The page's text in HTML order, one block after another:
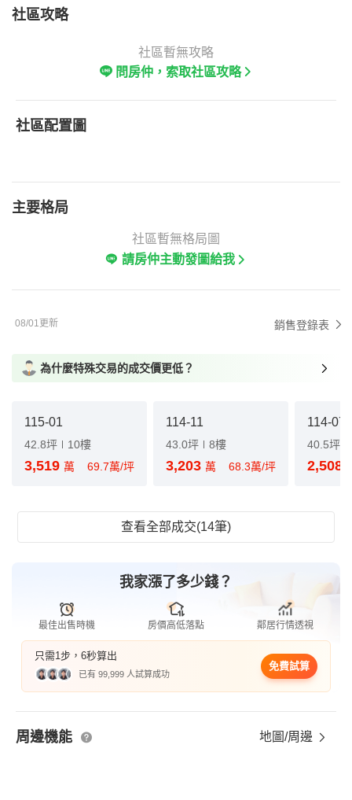
社區攻略
社區暫無攻略
問房仲，索取社區攻略
社區配置圖
主要格局
社區暫無格局圖
請房仲主動發圖給我
08/01更新 銷售登錄表
為什麼特殊交易的成交價更低？
115-01
42.8坪 10樓
3,519 萬 69.7萬/坪
114-11
43.0坪 8樓
3,203 萬 68.3萬/坪
114-07
40.5坪
2,508
查看全部成交(14筆)
我家漲了多少錢？
最佳出售時機 房價高低落點 鄰居行情透視
只需1步，6秒算出
已有 99,999 人試算成功
免費試算
周邊機能 地圖/周邊